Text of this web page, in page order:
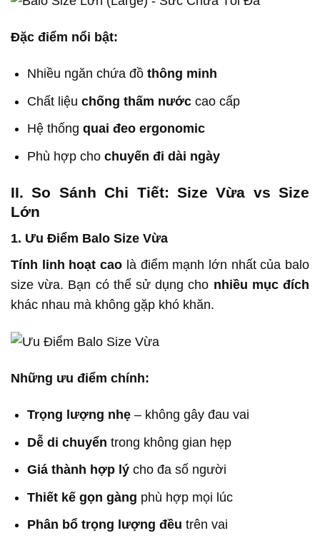
Đặc điểm nổi bật:
Nhiều ngăn chứa đồ thông minh
Chất liệu chống thấm nướccao cấp
Hệ thống quai đeo ergonomic
Phù hợp cho chuyến đi dài ngày
II. So Sánh Chi Tiết: Size Vừa vs Size
Lớn
1. Ưu Điểm Balo Size Vừa
Tính linh hoạt cao là điểm mạnh lớn nhất của balo
size vừa. Bạn có thể sử dụng cho nhiều mục đích
khác nhau mà không gặp khó khăn.
Những ưu điểm chính:
Trọng lượng nhẹ– không gây đau vai
Dễ di chuyển trong không gian hẹp
Giá thành hợp lýcho đa số người
Thiết kế gọn gàng phù hợp mọi lúc
Phân bổ trọng lượng đều trên vai